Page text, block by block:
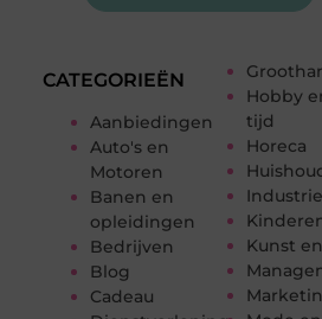
CATEGORIEËN
Aanbiedingen
Auto's en
Motoren
Banen en
opleidingen
Bedrijven
Blog
Cadeau
Hobby
tijd
Horeca
Industrie
Kunst